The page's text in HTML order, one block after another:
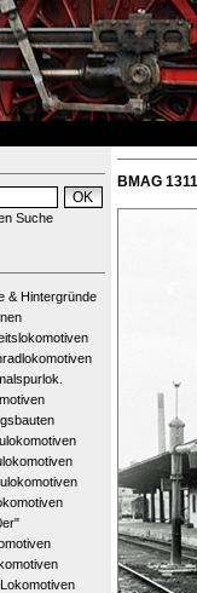
Suche
& Hintergründe
BMAG